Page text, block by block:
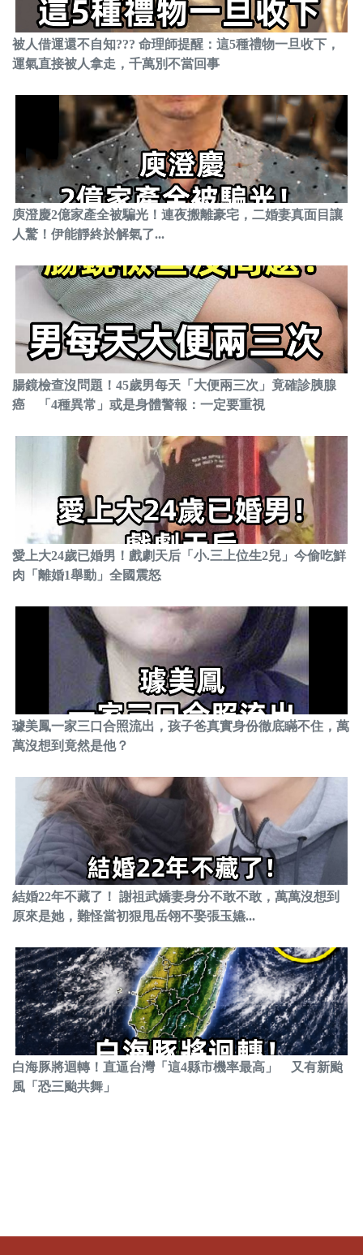
被人借運還不自知??? 命理師提醒：這5種禮物一旦收下，
運氣直接被人拿走，千萬別不當回事
庾澄慶2億家產全被騙光！連夜搬離豪宅，二婚妻真面目讓
人驚！伊能靜終於解氣了...
腸鏡檢查沒問題！45歲男每天「大便兩三次」竟確診胰腺
癌 「4種異常」或是身體警報：一定要重視
愛上大24歲已婚男！戲劇天后「小.三上位生2兒」今偷吃鮮
肉「離婚1舉動」全國震怒
璩美鳳一家三口合照流出，孩子爸真實身份徹底瞞不住，萬
萬沒想到竟然是他？
結婚22年不藏了！ 謝祖武嬌妻身分不敢不敢，萬萬沒想到
原來是她，難怪當初狠甩岳翎不娶張玉嬿...
白海豚將迴轉！直逼台灣「這4縣市機率最高」 又有新颱
風「恐三颱共舞」